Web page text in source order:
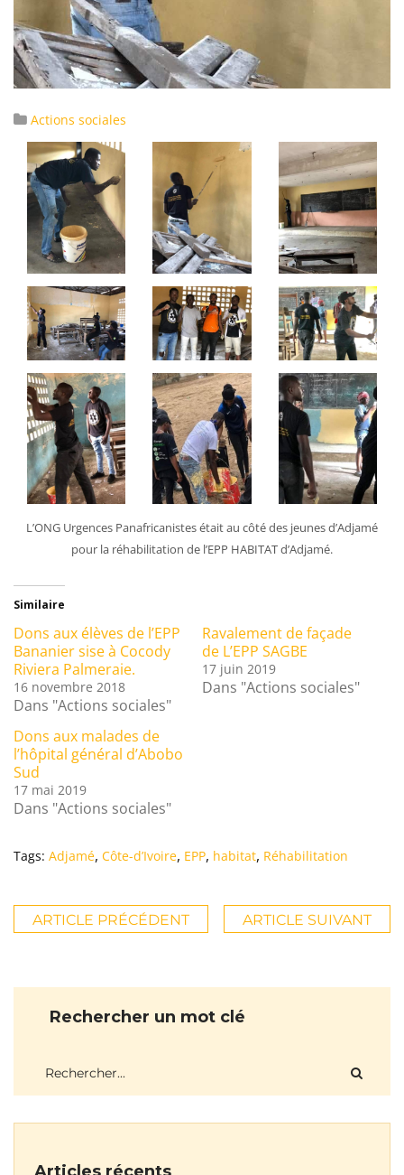
Actions sociales
L’ONG Urgences Panafricanistes était au côté des jeunes d’Adjamé
pour la réhabilitation de l’EPP HABITAT d’Adjamé.
Similaire
Dons aux élèves de l’EPP
Bananier sise à Cocody
Riviera Palmeraie.
16 novembre 2018
Dans "Actions sociales"
Ravalement de façade
de L’EPP SAGBE
17 juin 2019
Dans "Actions sociales"
Dons aux malades de
l’hôpital général d’Abobo
Sud
17 mai 2019
Dans "Actions sociales"
Tags: Adjamé, Côte-d’Ivoire, EPP, habitat, Réhabilitation
ARTICLE PRÉCÉDENT ARTICLE SUIVANT
Rechercher un mot clé